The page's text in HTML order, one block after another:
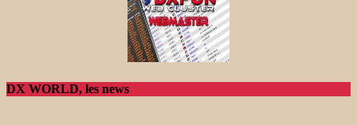
DX WORLD, les news